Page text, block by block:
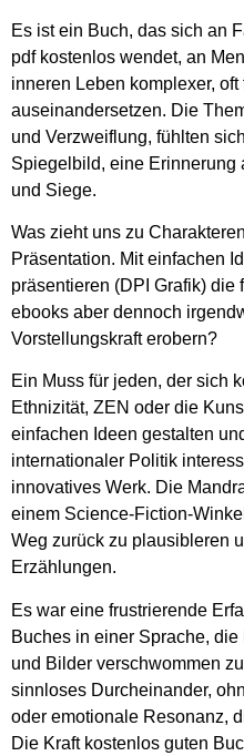
Es ist ein Buch, das sich an
pdf kostenlos wendet, an
inneren Leben komplexer,
auseinandersetzen. Die
und Verzweiflung, fühlten
Spiegelbild, eine Erinnerung
und Siege.
Was zieht uns zu
Präsentation. Mit einfachen
präsentieren (DPI Grafik) die
ebooks aber dennoch
Vorstellungskraft erobern?
Ein Muss für jeden, der sich
Ethnizität, ZEN oder die
einfachen Ideen gestalten
internationaler Politik
innovatives Werk. Die
einem Science-Fiction-
Weg zurück zu plausibleren
Erzählungen.
Es war eine frustrierende
Buches in einer Sprache,
und Bilder verschwommen
sinnloses Durcheinander,
oder emotionale Resonanz,
Die Kraft kostenlos guten